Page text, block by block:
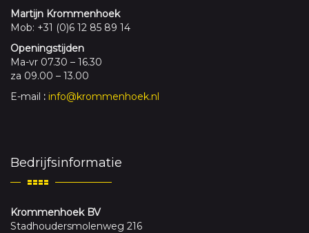
Martijn Krommenhoek
Mob: +31 (0)6 12 85 89 14
Openingstijden
Ma-vr 07.30 – 16.30
za 09.00 – 13.00
E-mail : info@krommenhoek.nl
Bedrijfsinformatie
Krommenhoek BV
Stadhoudersmolenweg 216